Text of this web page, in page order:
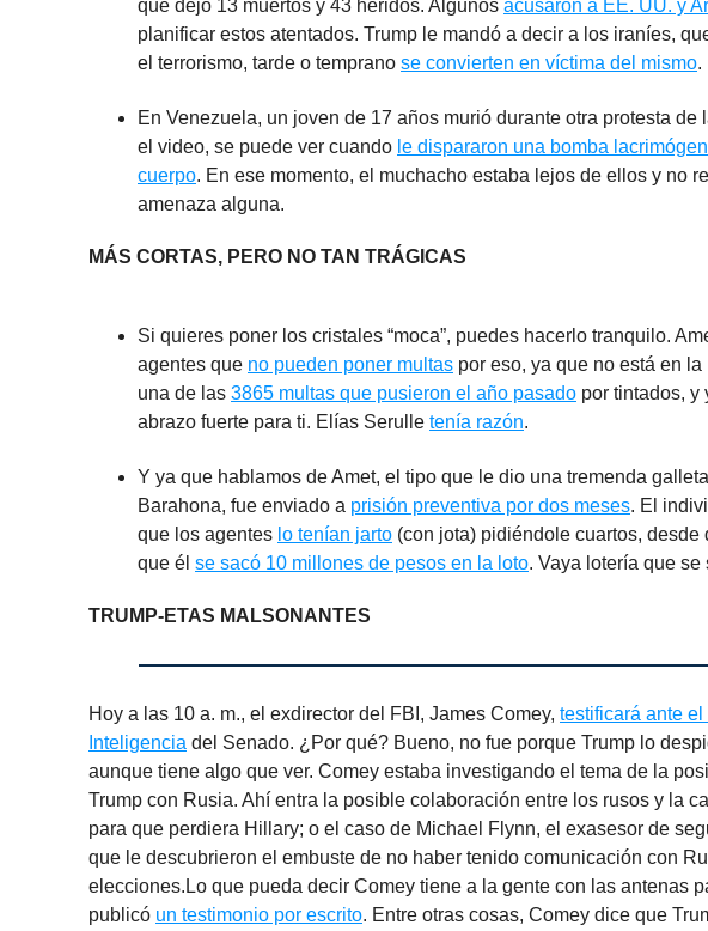
que dejó 13 muertos y 43 heridos. Algunos acusaron a EE. UU. y
planificar estos atentados. Trump le mandó a decir a los iraníes,
el terrorismo, tarde o temprano se convierten en víctima del mismo.
En Venezuela, un joven de 17 años murió durante otra protesta de
el video, se puede ver cuando le dispararon una bomba
cuerpo. En ese momento, el muchacho estaba lejos de ellos y no
amenaza alguna.
MÁS CORTAS, PERO NO TAN TRÁGICAS
Si quieres poner los cristales “moca”, puedes hacerlo tranquilo.
agentes que no pueden poner multas por eso, ya que no está en la
una de las 3865 multas que pusieron el año pasado por tintados, y
abrazo fuerte para ti. Elías Serulle tenía razón.
Y ya que hablamos de Amet, el tipo que le dio una tremenda
Barahona, fue enviado a prisión preventiva por dos meses. El
que los agentes lo tenían jarto (con jota) pidiéndole cuartos, desde
que él se sacó 10 millones de pesos en la loto. Vaya lotería que se
TRUMP-ETAS MALSONANTES
Hoy a las 10 a. m., el exdirector del FBI, James Comey, testificará ante
Inteligencia del Senado. ¿Por qué? Bueno, no fue porque Trump lo
aunque tiene algo que ver. Comey estaba investigando el tema de la
Trump con Rusia. Ahí entra la posible colaboración entre los rusos y la
para que perdiera Hillary; o el caso de Michael Flynn, el exasesor de
que le descubrieron el embuste de no haber tenido comunicación con
elecciones.Lo que pueda decir Comey tiene a la gente con las antenas
publicó un testimonio por escrito. Entre otras cosas, Comey dice que